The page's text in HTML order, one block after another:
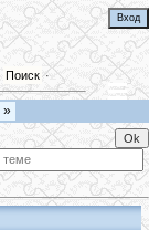
Поиск·
»